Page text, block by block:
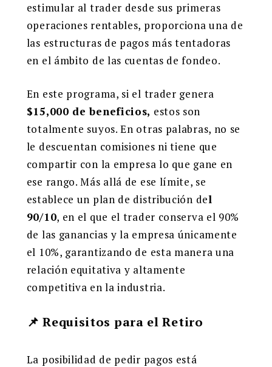
estimular al trader desde sus primeras
operaciones rentables, proporciona una de
las estructuras de pagos más tentadoras
en el ámbito de las cuentas de fondeo.
En este programa, si el trader genera
$15,000 de beneficios, estos son
totalmente suyos. En otras palabras, no se
le descuentan comisiones ni tiene que
compartir con la empresa lo que gane en
ese rango. Más allá de ese límite, se
establece un plan de distribución del
90/10, en el que el trader conserva el 90%
de las ganancias y la empresa únicamente
el 10%, garantizando de esta manera una
relación equitativa y altamente
competitiva en la industria.
📌 Requisitos para el Retiro
La posibilidad de pedir pagos está